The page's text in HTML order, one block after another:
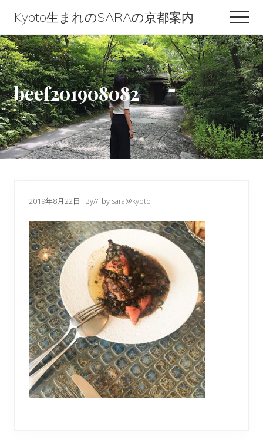
content
primary
sidebar
footer
Kyoto生まれのSARAの京都案内
Kyoto
生
ま
れ
の
SARA
の
beef201908082
2019年8月22日 By// by sara@kyoto